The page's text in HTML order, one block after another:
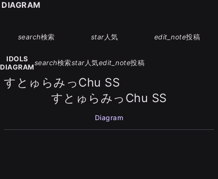
search検索 star人気 edit_note投稿
IDOLS
DIAGRAM
search検索star人気edit_note投稿
すとゅらみっChu SS
すとゅらみっChu SS
Diagram